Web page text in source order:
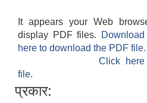
It appears your Web
display PDF files.
here to download the PDF file.
Click
file.
प्रकार: